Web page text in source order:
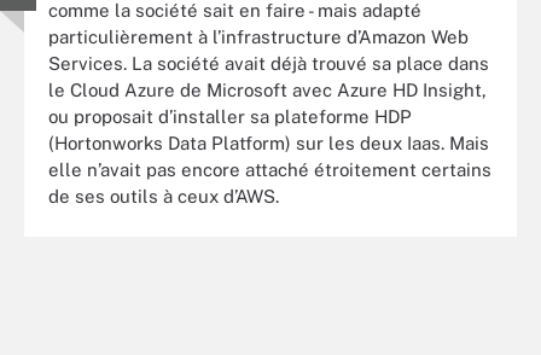
comme la société sait en faire - mais adapté
particulièrement à l’infrastructure d’Amazon Web
Services. La société avait déjà trouvé sa place dans
le Cloud Azure de Microsoft avec Azure HD Insight,
ou proposait d’installer sa plateforme HDP
(Hortonworks Data Platform) sur les deux Iaas. Mais
elle n’avait pas encore attaché étroitement certains
de ses outils à ceux d’AWS.